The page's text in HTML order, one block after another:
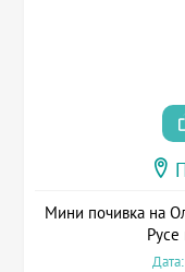
Мини почивка на
Русе